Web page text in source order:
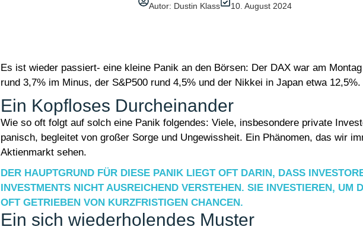
Autor: Dustin Klass 10. August 2024
Es ist wieder passiert- eine kleine Panik an den Börsen: Der DAX war am
rund 3,7% im Minus, der S&P500 rund 4,5% und der Nikkei in Japan etwa 12,5%.
Ein Kopfloses Durcheinander
Wie so oft folgt auf solch eine Panik folgendes: Viele, insbesondere private
panisch, begleitet von großer Sorge und Ungewissheit. Ein Phänomen, das wir
Aktienmarkt sehen.
DER HAUPTGRUND FÜR DIESE PANIK LIEGT OFT DARIN, DASS
INVESTMENTS NICHT AUSREICHEND VERSTEHEN. SIE INVESTIEREN, UM
OFT GETRIEBEN VON KURZFRISTIGEN CHANCEN.
Ein sich wiederholendes Muster